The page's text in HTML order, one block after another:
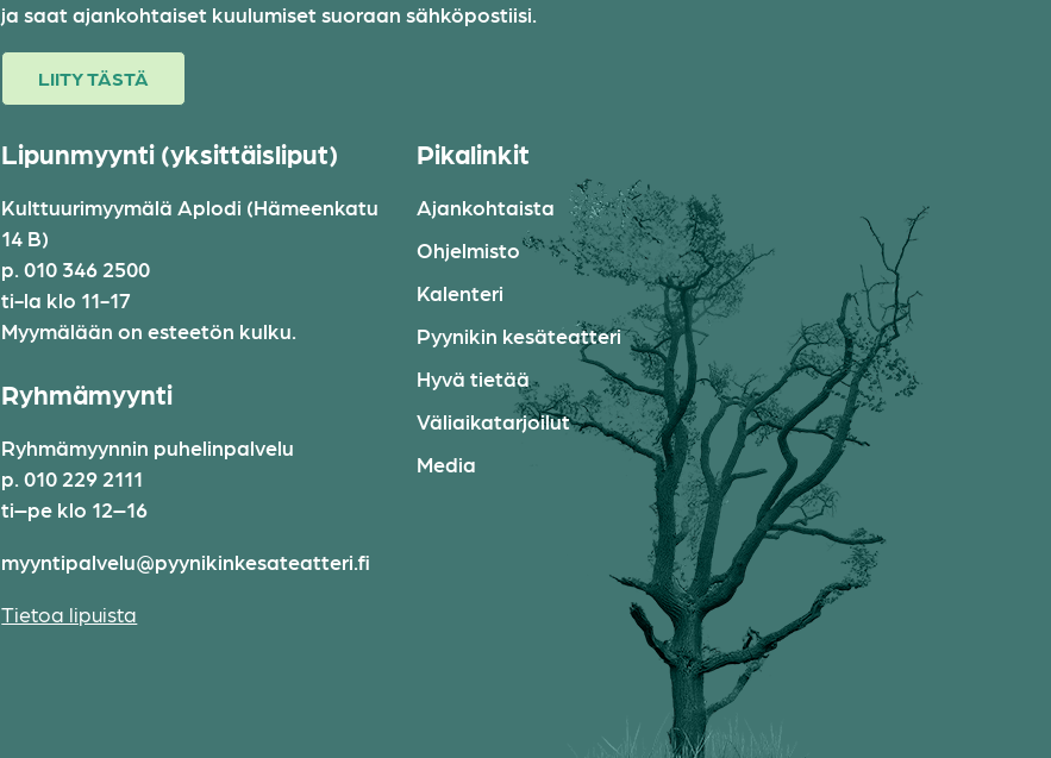
Lipunmyynti (yksittäisliput)
Kulttuurimyymälä Aplodi (Hämeenkatu
14 B)
p. 010 346 2500
ti-la klo 11-17
Myymälään on esteetön kulku.
Ryhmämyynti
Ryhmämyynnin puhelinpalvelu
p. 010 229 2111
ti–pe klo 12–16
myyntipalvelu@pyynikinkesateatteri.fi
Tietoa lipuista
Pikalinkit
Ajankohtaista
Ohjelmisto
Kalenteri
Pyynikin kesäteatteri
Hyvä tietää
Väliaikatarjoilut
Media
ja saat ajankohtaiset kuulumiset suoraan sähköpostiisi.
LIITY TÄSTÄ